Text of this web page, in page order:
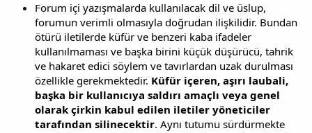
Forum içi yazışmalarda kullanılacak dil ve üslup,
forumun verimli olmasıyla doğrudan ilişkilidir. Bundan
ötürü iletilerde küfür ve benzeri kaba ifadeler
kullanılmaması ve başka birini küçük düşürücü, tahrik
ve hakaret edici söylem ve tavırlardan uzak durulması
özellikle gerekmektedir. Küfür içeren, aşırı laubali,
başka bir kullanıcıya saldırı amaçlı veya genel
olarak çirkin kabul edilen iletiler yöneticiler
tarafından silinecektir. Aynı tutumu sürdürmekte